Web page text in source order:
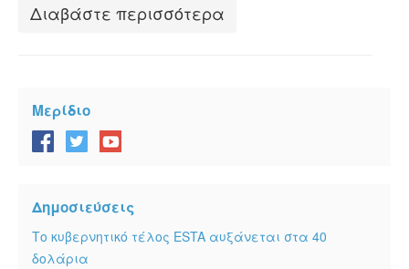
Διαβάστε περισσότερα
Μερίδιο
Δημοσιεύσεις
Το κυβερνητικό τέλος ESTA αυξάνεται στα 40
δολάρια